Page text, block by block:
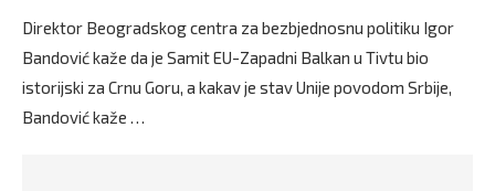
Direktor Beogradskog centra za bezbjednosnu politiku Igor
Bandović kaže da je Samit EU-Zapadni Balkan u Tivtu bio
istorijski za Crnu Goru, a kakav je stav Unije povodom Srbije,
Bandović kaže …